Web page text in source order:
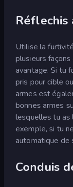
Réflechis
Utilise la
plusieurs
avantage. Si tu
pris pour cible
armes est
bonnes armes
lesquelles tu as
exemple, si tu
automatique de
Conduis